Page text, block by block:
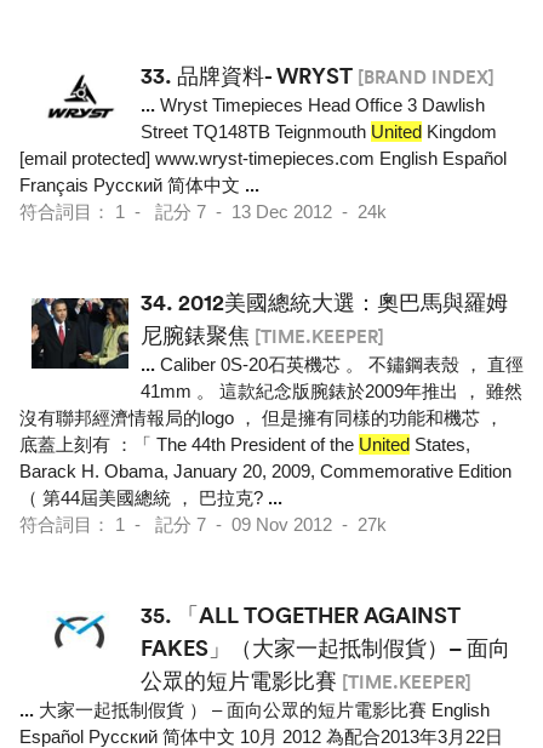
33. 品牌資料- WRYST [BRAND INDEX]
... Wryst Timepieces Head Office 3 Dawlish
Street TQ148TB Teignmouth United Kingdom
[email protected] www.wryst-timepieces.com English Español
Français Pусский 简体中文 ...
符合詞目： 1 - 記分 7 - 13 Dec 2012 - 24k
34. 2012美國總統大選：奧巴馬與羅姆
尼腕錶聚焦 [TIME.KEEPER]
... Caliber 0S-20石英機芯 。 不鏽鋼表殼 ， 直徑
41mm 。 這款紀念版腕錶於2009年推出 ， 雖然
沒有聯邦經濟情報局的logo ， 但是擁有同樣的功能和機芯 ，
底蓋上刻有 ：「 The 44th President of the United States,
Barack H. Obama, January 20, 2009, Commemorative Edition
（ 第44屆美國總統 ， 巴拉克? ...
符合詞目： 1 - 記分 7 - 09 Nov 2012 - 27k
35.
「ALL TOGETHER AGAINST
FAKES」（大家一起抵制假貨）– 面向
公眾的短片電影比賽 [TIME.KEEPER]
... 大家一起抵制假貨 ） – 面向公眾的短片電影比賽 English
Español Pусский 简体中文 10月 2012 為配合2013年3月22日